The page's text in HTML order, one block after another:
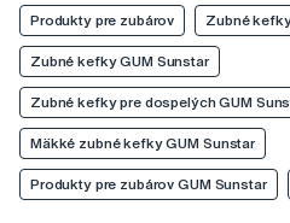
Produkty pre zubárov Zubné
Zubné kefky GUM Sunstar
Zubné kefky pre dospelých GUM
Mäkké zubné kefky GUM Sunstar
Produkty pre zubárov GUM Sunstar